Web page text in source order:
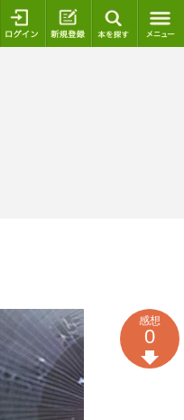
ログイン 新規登録
感想
0